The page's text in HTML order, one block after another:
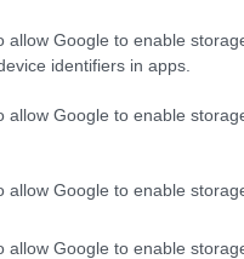
allow Google to enable
identifiers in apps.
allow Google to enable
allow Google to enable
allow Google to enable
adicional, como una
verificar la dirección.
garantizar la seguridad